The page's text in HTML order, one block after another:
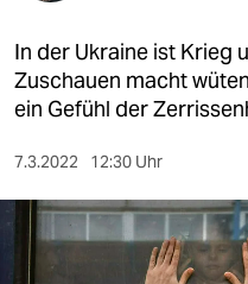
kultur
sport
nord
wahrheit
In der Ukraine ist Krieg
Zuschauen macht
ein Gefühl der
7.3.2022 12:30 Uhr